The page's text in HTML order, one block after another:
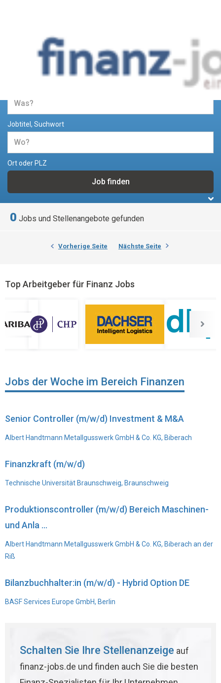
Jobs und Stellenangebote im
Bereich Finanzen
Jobtitel, Suchwort
Ort oder PLZ
0 Jobs und Stellenangebote gefunden
Vorherige Seite Nächste Seite
Top Arbeitgeber für Finanz Jobs
Jobs der Woche im Bereich Finanzen
Senior Controller (m/w/d) Investment & M&A
Albert Handtmann Metallgusswerk GmbH & Co. KG, Biberach
Finanzkraft (m/w/d)
Technische Universität Braunschweig, Braunschweig
Produktionscontroller (m/w/d) Bereich Maschinen-
und Anla ...
Albert Handtmann Metallgusswerk GmbH & Co. KG, Biberach an der
Riß
Bilanzbuchhalter:in (m/w/d) - Hybrid Option DE
BASF Services Europe GmbH, Berlin
Schalten Sie Ihre Stellenanzeige auf
finanz-jobs.de und finden auch Sie die besten